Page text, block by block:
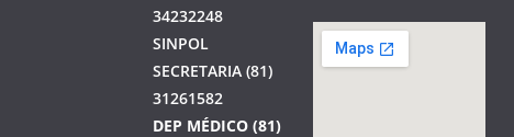
34232248
SINPOL
SECRETARIA (81)
31261582
DEP MÉDICO (81)